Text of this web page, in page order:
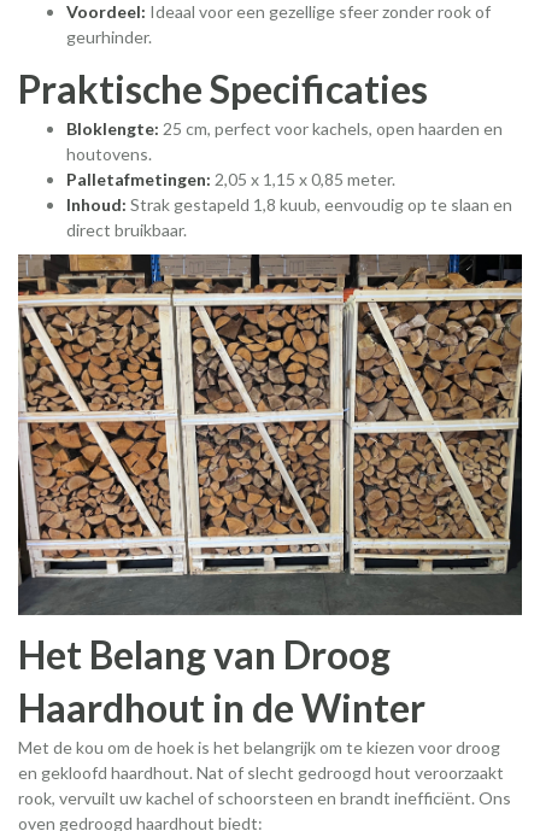
Voordeel: Ideaal voor een gezellige sfeer zonder rook of
geurhinder.
Praktische Specificaties
Bloklengte: 25 cm, perfect voor kachels, open haarden en
houtovens.
Palletafmetingen: 2,05 x 1,15 x 0,85 meter.
Inhoud: Strak gestapeld 1,8 kuub, eenvoudig op te slaan en
direct bruikbaar.
Het Belang van Droog
Haardhout in de Winter
Met de kou om de hoek is het belangrijk om te kiezen voor droog
en gekloofd haardhout. Nat of slecht gedroogd hout veroorzaakt
rook, vervuilt uw kachel of schoorsteen en brandt inefficiënt. Ons
oven gedroogd haardhout biedt: